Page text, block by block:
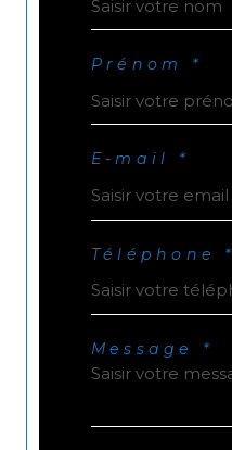
Prénom *
E-mail *
Téléphone *
Message *